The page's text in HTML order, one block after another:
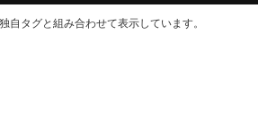
自タグと組み合わせて表示しています。